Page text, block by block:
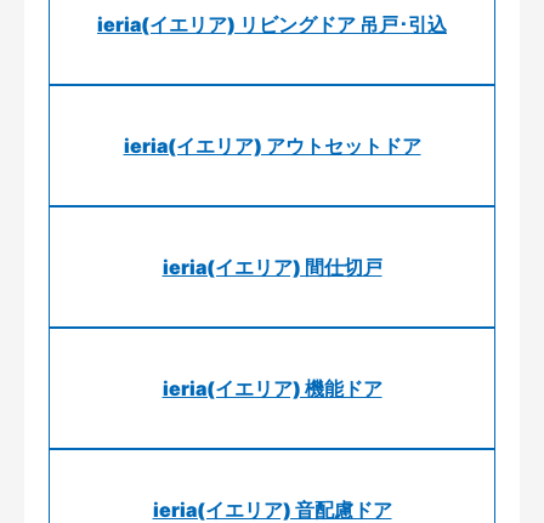
ieria(イエリア) リビングドア 吊戸･引込
ieria(イエリア) アウトセットドア
ieria(イエリア) 間仕切戸
ieria(イエリア) 機能ドア
ieria(イエリア) 音配慮ドア